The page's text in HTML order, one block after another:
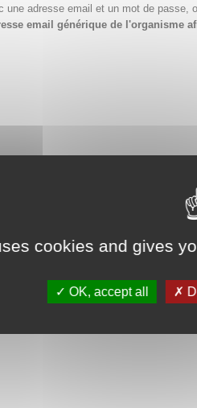
cookies and gives
OK, accept all
adresse email et un mot de passe,
email générique de